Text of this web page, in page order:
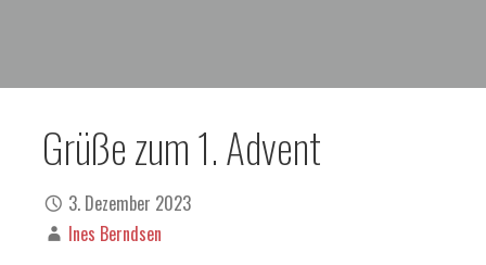
Grüße zum 1. Advent
3. Dezember 2023
Ines Berndsen